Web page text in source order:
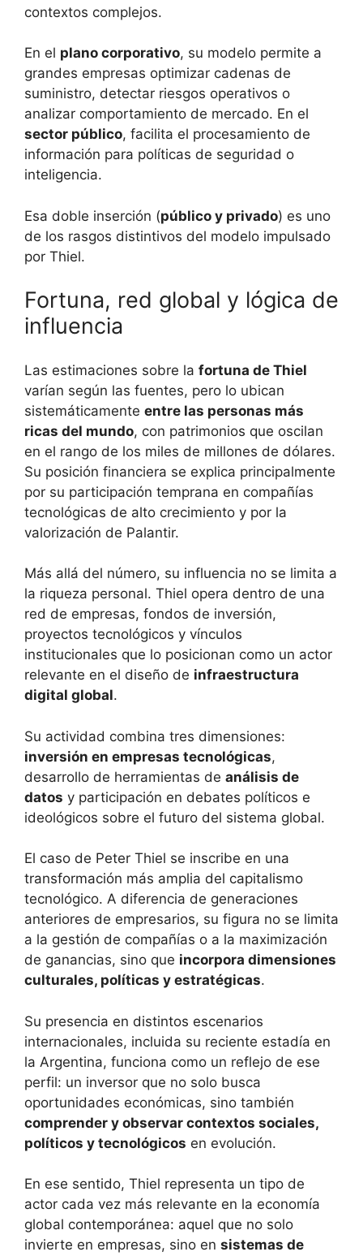
contextos complejos.
En el plano corporativo, su modelo permite a
grandes empresas optimizar cadenas de
suministro, detectar riesgos operativos o
analizar comportamiento de mercado. En el
sector público, facilita el procesamiento de
información para políticas de seguridad o
inteligencia.
Esa doble inserción (público y privado) es uno
de los rasgos distintivos del modelo impulsado
por Thiel.
Fortuna, red global y lógica de
influencia
Las estimaciones sobre la fortuna de Thiel
varían según las fuentes, pero lo ubican
sistemáticamente entre las personas más
ricas del mundo, con patrimonios que oscilan
en el rango de los miles de millones de dólares.
Su posición financiera se explica principalmente
por su participación temprana en compañías
tecnológicas de alto crecimiento y por la
valorización de Palantir.
Más allá del número, su influencia no se limita a
la riqueza personal. Thiel opera dentro de una
red de empresas, fondos de inversión,
proyectos tecnológicos y vínculos
institucionales que lo posicionan como un actor
relevante en el diseño de infraestructura
digital global.
Su actividad combina tres dimensiones:
inversión en empresas tecnológicas,
desarrollo de herramientas de análisis de
datos y participación en debates políticos e
ideológicos sobre el futuro del sistema global.
El caso de Peter Thiel se inscribe en una
transformación más amplia del capitalismo
tecnológico. A diferencia de generaciones
anteriores de empresarios, su figura no se limita
a la gestión de compañías o a la maximización
de ganancias, sino que incorpora dimensiones
culturales, políticas y estratégicas.
Su presencia en distintos escenarios
internacionales, incluida su reciente estadía en
la Argentina, funciona como un reflejo de ese
perfil: un inversor que no solo busca
oportunidades económicas, sino también
comprender y observar contextos sociales,
políticos y tecnológicos en evolución.
En ese sentido, Thiel representa un tipo de
actor cada vez más relevante en la economía
global contemporánea: aquel que no solo
invierte en empresas, sino en sistemas de